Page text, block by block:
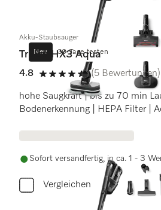
Neu 30 Tage testen
Akku-Staubsauger
Triflex HX3 Aqua
4.8
4.8 von 5 Sternen
(5 Bewertungen)
hohe Saugkraft | bis zu 70 min
Bodenerkennung | HEPA Filter |
Sofort versandfertig, in ca. 1 - 3
Vergleichen